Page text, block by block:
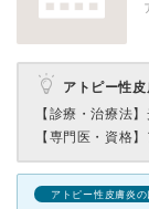
アトピー性
【診療・治療法】
【専門医・資格】
アトピー性皮膚炎の